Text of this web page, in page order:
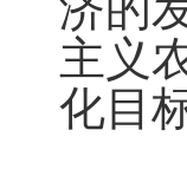
主义
化目